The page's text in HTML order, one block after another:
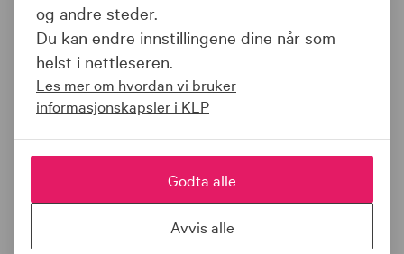
Innhold
Se gjerne hele sendingen, eller bruk prikkene på
tidslinja til å hoppe rett til delen du vil se.
og andre steder.
Du kan endre innstillingene dine når som
helst i nettleseren.
Les mer om hvordan vi bruker
informasjonskapsler i KLP
Godta alle
Avvis alle